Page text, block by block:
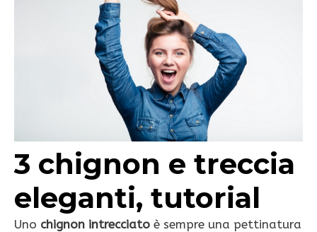
3 chignon e treccia
eleganti, tutorial
Uno chignon intrecciato è sempre una pettinatura